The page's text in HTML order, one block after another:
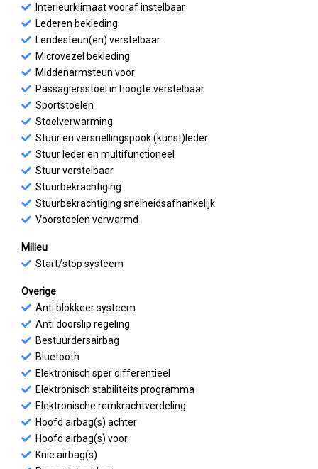
Interieurklimaat vooraf instelbaar
Lederen bekleding
Lendesteun(en) verstelbaar
Microvezel bekleding
Middenarmsteun voor
Passagiersstoel in hoogte verstelbaar
Sportstoelen
Stoelverwarming
Stuur en versnellingspook (kunst)leder
Stuur leder en multifunctioneel
Stuur verstelbaar
Stuurbekrachtiging
Stuurbekrachtiging snelheidsafhankelijk
Voorstoelen verwarmd
Milieu
Start/stop systeem
Overige
Anti blokkeer systeem
Anti doorslip regeling
Bestuurdersairbag
Bluetooth
Elektronisch sper differentieel
Elektronisch stabiliteits programma
Elektronische remkrachtverdeling
Hoofd airbag(s) achter
Hoofd airbag(s) voor
Knie airbag(s)